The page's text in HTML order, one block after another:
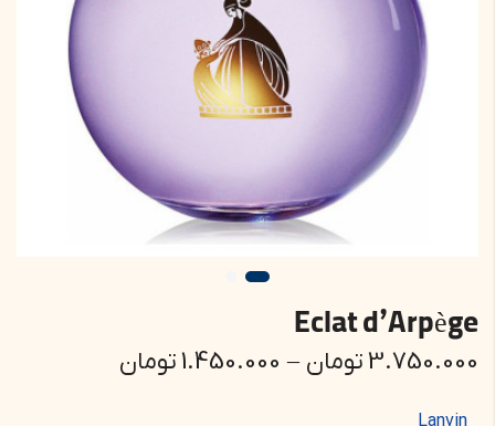
Eclat d’Arpège
3.750.000 تومان –
1.450.000تومان